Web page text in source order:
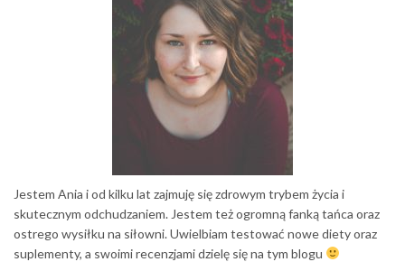
Jestem Ania i od kilku lat zajmuję się zdrowym trybem życia i
skutecznym odchudzaniem. Jestem też ogromną fanką tańca oraz
ostrego wysiłku na siłowni. Uwielbiam testować nowe diety oraz
suplementy, a swoimi recenzjami dzielę się na tym blogu